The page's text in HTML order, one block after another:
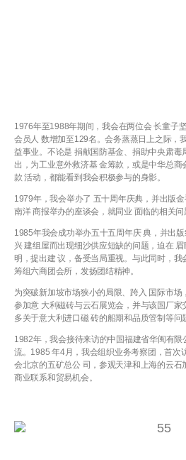
1976年至1988年期间，我会在两位会 长童子
会员人 数增加至129名。会务蒸蒸日上之际，
益事业。不论是 捐献国防基金、捐助中央肃毒
出，为工业意外救济基 金筹款，或是中华总商
款 活动，都能看到我会积极参与的身影。
1979年，我会举办了 五十周年庆典，并出版
南洋 商报举办的座谈会，就同业 面临的相关问
1985年我会成功举办五十五周年庆 典，并出
兴 建组屋而出现细沙供应短缺的问题，迫在
明，提出建 议，备受当局重视。与此同时，我
筹组六商团会所，发扬团结精神。
为突破新加坡市场狭小的局限、跨入 国际市场
参加意 大利磁砖与云石展览会，并与该国厂家
多关于意大利进口磁 砖的船期和品质管制等问
1982年，我会接待来访的中国福建省华闽有
流。1985 年4月，我会组织业务考察团，首次
会北京的五矿总公 司，参观天津和上海的云石
商业联系和贸易机会。